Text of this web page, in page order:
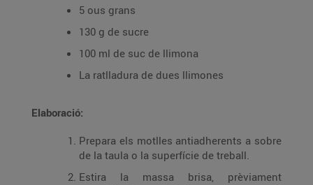
5 ous grans
130 g de sucre
100 ml de suc de llimona
La ratlladura de dues llimones
Elaboració:
Prepara els motlles antiadherents a sobre
de la taula o la superfície de treball.
Estira la massa brisa, prèviament